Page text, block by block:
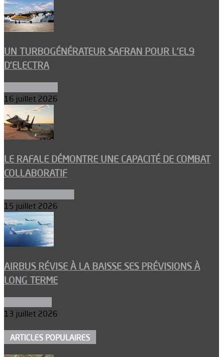
UN TURBOGÉNÉRATEUR SAFRAN POUR L’EL9
D’ELECTRA
16 juillet 2026
LE RAFALE DÉMONTRE UNE CAPACITÉ DE COMBAT
COLLABORATIF
15 juillet 2026
AIRBUS RÉVISE À LA BAISSE SES PRÉVISIONS À
LONG TERME
13 juillet 2026
ARTICLES POPULAIRES